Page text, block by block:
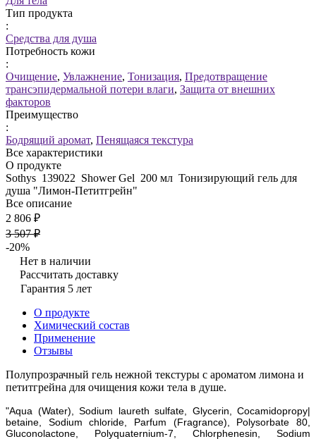
Тип продукта
:
Средства для душа
Потребность кожи
:
Очищение, Увлажнение, Тонизация, Предотвращение
трансэпидермальной потери влаги, Защита от внешних
факторов
Преимущество
:
Бодрящий аромат, Пенящаяся текстура
Все характеристики
О продукте
Sothys 139022 Shower Gel 200 мл Тонизирующий гель для
душа "Лимон-Петитгрейн"
Все описание
2 806 ₽
3 507 ₽
-20%
Нет в наличии
Рассчитать доставку
Гарантия 5 лет
О продукте
Химический состав
Применение
Отзывы
Полупрозрачный гель нежной текстуры с ароматом лимона и
петитгрейна для очищения кожи тела в душе.
"Aqua (Water), Sodium laureth sulfate, Glycerin, Cocamidopropy|
betaine, Sodium chloride, Parfum (Fragrance), Polysorbate 80,
Gluconolactone, Polyquaternium-7, Chlorphenesin, Sodium